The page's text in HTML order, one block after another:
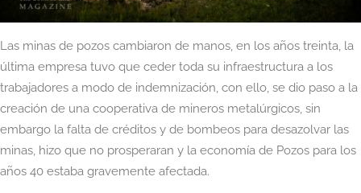
Las minas de pozos cambiaron de manos, en los años treinta, la
última empresa tuvo que ceder toda su infraestructura a los
trabajadores a modo de indemnización, con ello, se dio paso a la
creación de una cooperativa de mineros metalúrgicos, sin
embargo la falta de créditos y de bombeos para desazolvar las
minas, hizo que no prosperaran y la economía de Pozos para los
años 40 estaba gravemente afectada.